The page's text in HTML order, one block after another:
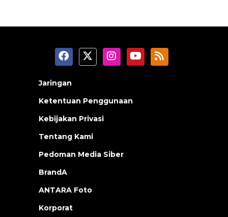
Jaringan
Ketentuan Penggunaan
Kebijakan Privasi
Tentang Kami
Pedoman Media Siber
BrandA
ANTARA Foto
Korporat